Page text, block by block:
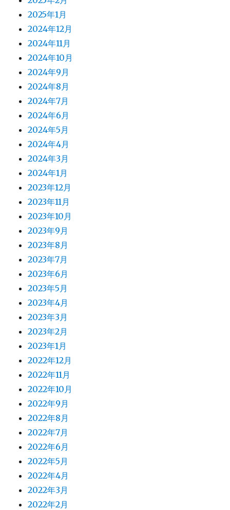
2025年1月
2024年12月
2024年11月
2024年10月
2024年9月
2024年8月
2024年7月
2024年6月
2024年5月
2024年4月
2024年3月
2024年1月
2023年12月
2023年11月
2023年10月
2023年9月
2023年8月
2023年7月
2023年6月
2023年5月
2023年4月
2023年3月
2023年2月
2023年1月
2022年12月
2022年11月
2022年10月
2022年9月
2022年8月
2022年7月
2022年6月
2022年5月
2022年4月
2022年3月
2022年2月